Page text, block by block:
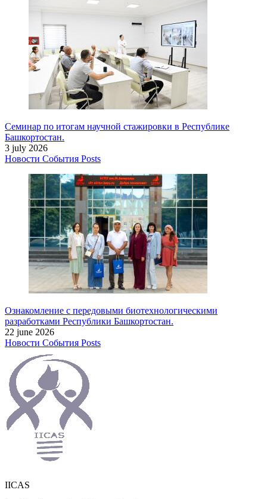
Семинар по итогам научной стажировки в Республике
Башкортостан.
3 july 2026
Новости События Posts
Ознакомление с передовыми биотехнологическими
разработками Республики Башкортостан.
22 june 2026
Новости События Posts
IICAS